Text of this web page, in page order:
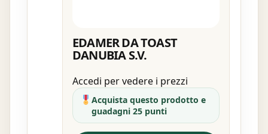
EDAMER DA TOAST
DANUBIA S.V.
Accedi per vedere i prezzi
Acquista questo prodotto e
guadagni 25 punti